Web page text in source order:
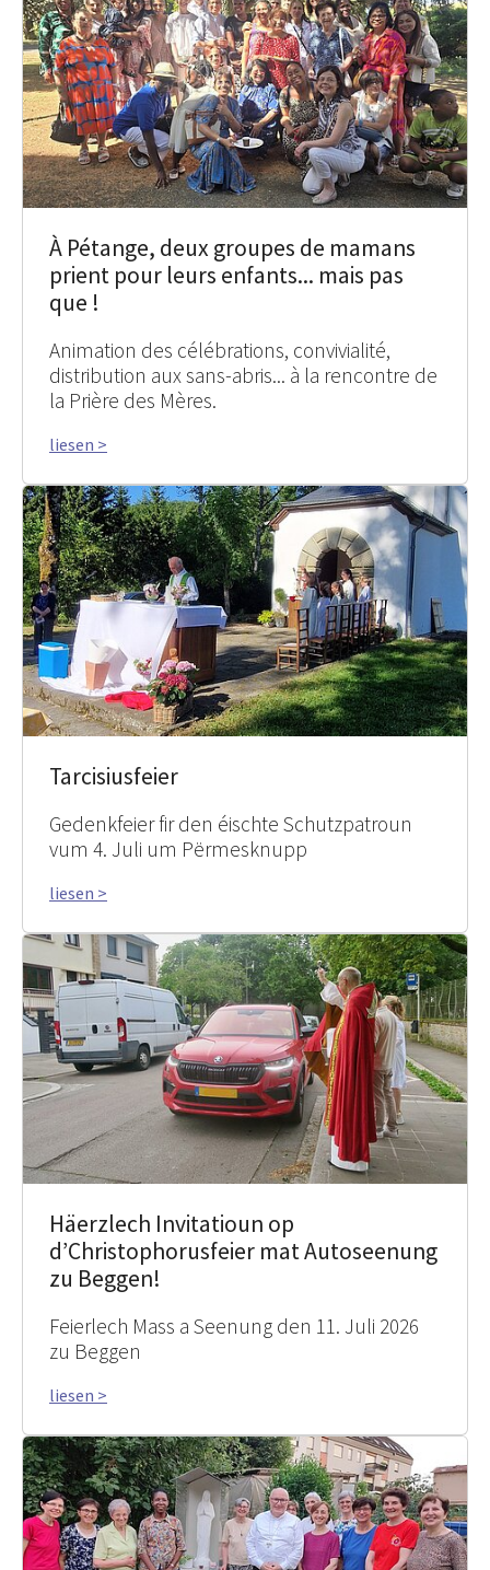
À Pétange, deux groupes de mamans
prient pour leurs enfants... mais pas
que !
Animation des célébrations, convivialité,
distribution aux sans-abris... à la rencontre de
la Prière des Mères.
liesen >
Tarcisiusfeier
Gedenkfeier fir den éischte Schutzpatroun
vum 4. Juli um Përmesknupp
liesen >
Häerzlech Invitatioun op
d’Christophorusfeier mat Autoseenung
zu Beggen!
Feierlech Mass a Seenung den 11. Juli 2026
zu Beggen
liesen >